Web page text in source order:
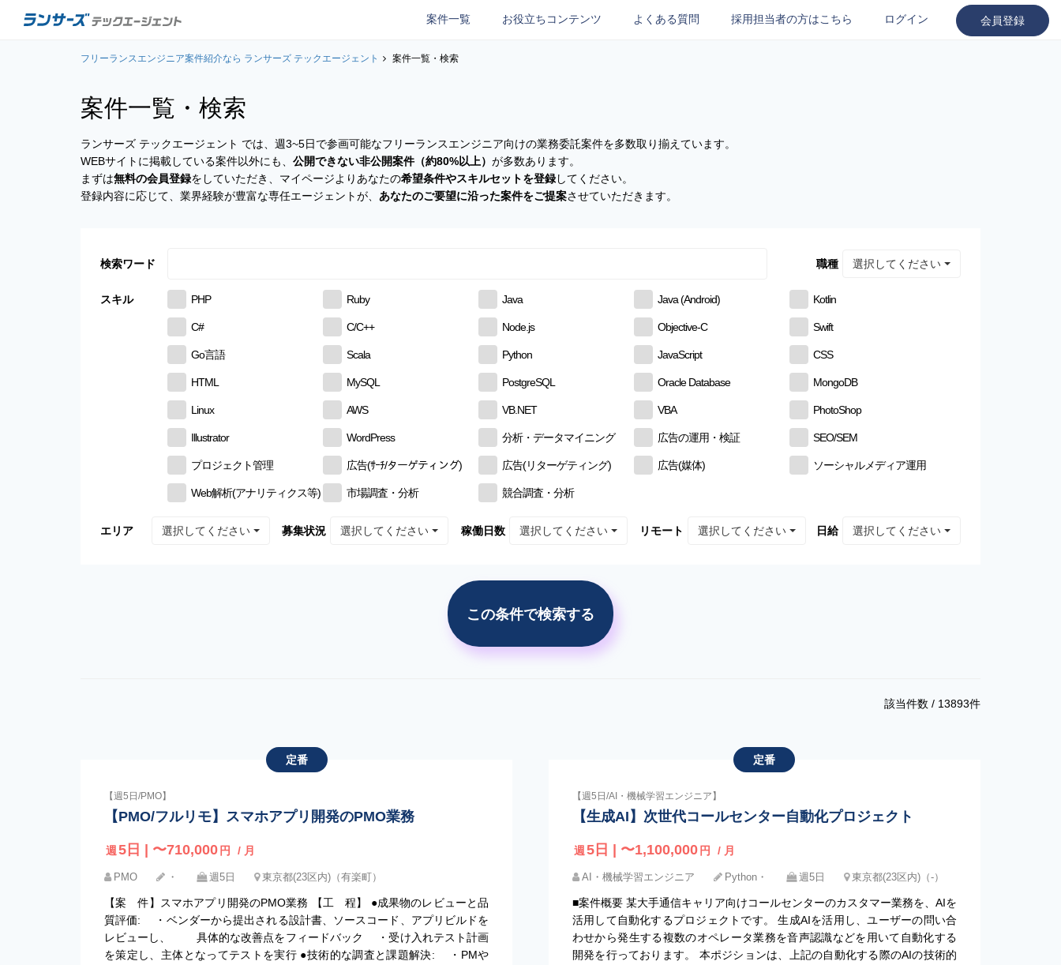
案件一覧 お役立ちコンテンツ よくある質問 採用担当者の方はこちら ログイン 会員登録
フリーランスエンジニア案件紹介なら ランサーズ テックエージェント 案件一覧・検索
案件一覧・検索
ランサーズ テックエージェント では、週3~5日で参画可能なフリーランスエンジニア向けの業務委託案件を多数取り揃えています。
WEBサイトに掲載している案件以外にも、 公開できない非公開案件（約80%以上） が多数あります。
まずは無料の会員登録をしていただき、マイページよりあなたの希望条件やスキルセットを登録してください。
登録内容に応じて、業界経験が豊富な専任エージェントが、 あなたのご要望に沿った案件をご提案させていただきます。
検索ワード 職種 選択してください
スキル PHP Ruby Java Java (Android) Kotlin
C# C/C++ Node.js Objective-C Swift
Go言語 Scala Python JavaScript CSS
HTML MySQL PostgreSQL Oracle Database MongoDB
Linux AWS VB.NET VBA PhotoShop
Illustrator WordPress 分析・データマイニング 広告の運用・検証 SEO/SEM
プロジェクト管理 広告(ｻｰﾁ/ターゲティング) 広告(リターゲティング) 広告(媒体) ソーシャルメディア運用
Web解析(アナリティクス等) 市場調査・分析 競合調査・分析
エリア 選択してください 募集状況 選択してください 稼働日数 選択してください リモート 選択してください 日給 選択してください
この条件で検索する
該当件数 / 13893件
定番
【週5日/PMO】
【PMO/フルリモ】スマホアプリ開発のPMO業務
週 5日 | 〜710,000 円 / 月
PMO ・ 週5日 東京都(23区内)（有楽町）
【案 件】スマホアプリ開発のPMO業務 【工 程】 ●成果物のレビューと品
質評価: ・ベンダーから提出される設計書、ソースコード、アプリビルドを
レビューし、 具体的な改善点をフィードバック ・受け入れテスト計画
を策定し、主体となってテストを実行 ●技術的な調査と課題解決: ・PMや
定番
【週5日/AI・機械学習エンジニア】
【生成AI】次世代コールセンター自動化プロジェクト
週 5日 | 〜1,100,000 円 / 月
AI・機械学習エンジニア Python・ 週5日 東京都(23区内)（-）
■案件概要 某大手通信キャリア向けコールセンターのカスタマー業務を、AIを
活用して自動化するプロジェクトです。 生成AIを活用し、ユーザーの問い合
わせから発生する複数のオペレータ業務を音声認識などを用いて自動化する
開発を行っております。 本ポジションは、上記の自動化する際のAIの技術的